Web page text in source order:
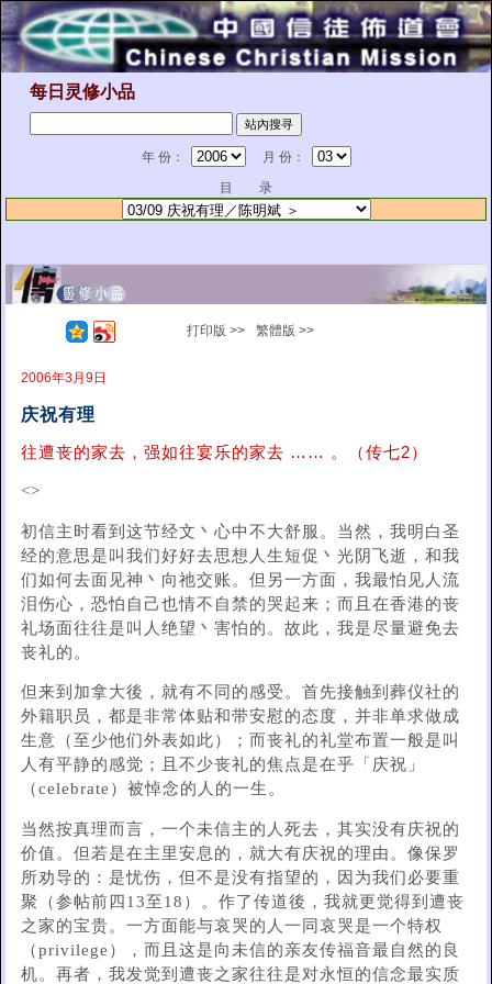
每日灵修小品
年 份：
月 份：
目 录
打印版 >> 繁體版 >>
2006年3月9日
庆祝有理
往遭丧的家去，强如往宴乐的家去 …… 。（传七2）
<>
初信主时看到这节经文丶心中不大舒服。当然，我明白圣
经的意思是叫我们好好去思想人生短促丶光阴飞逝，和我
们如何去面见神丶向祂交账。但另一方面，我最怕见人流
泪伤心，恐怕自己也情不自禁的哭起来；而且在香港的丧
礼场面往往是叫人绝望丶害怕的。故此，我是尽量避免去
丧礼的。
但来到加拿大後，就有不同的感受。首先接触到葬仪社的
外籍职员，都是非常体贴和带安慰的态度，并非单求做成
生意（至少他们外表如此）；而丧礼的礼堂布置一般是叫
人有平静的感觉；且不少丧礼的焦点是在乎「庆祝」
（celebrate）被悼念的人的一生。
当然按真理而言，一个未信主的人死去，其实没有庆祝的
价值。但若是在主里安息的，就大有庆祝的理由。像保罗
所劝导的：是忧伤，但不是没有指望的，因为我们必要重
聚（参帖前四13至18）。作了传道後，我就更觉得到遭丧
之家的宝贵。一方面能与哀哭的人一同哀哭是一个特权
（privilege），而且这是向未信的亲友传福音最自然的良
机。再者，我发觉到遭丧之家往往是对永恒的信念最实质